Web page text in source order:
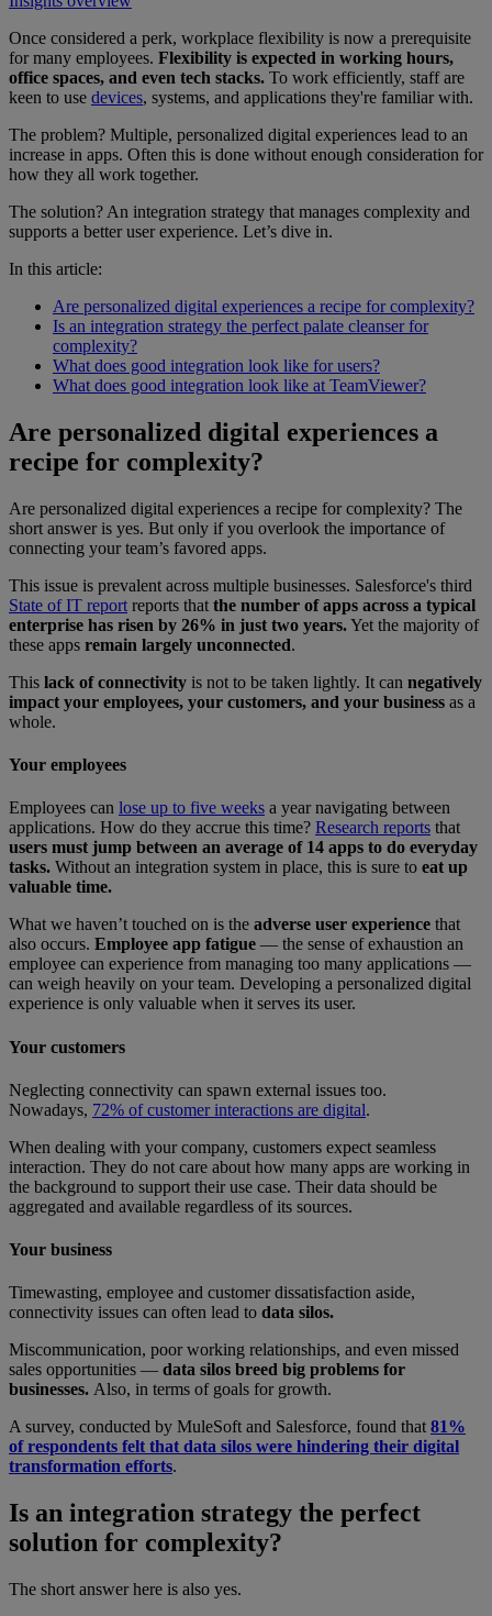
Once considered a perk, workplace flexibility is now a prerequisite
for many employees. Flexibility is expected in working hours,
office spaces, and even tech stacks. To work efficiently, staff are
keen to use devices, systems, and applications they're familiar with.
The problem? Multiple, personalized digital experiences lead to an
increase in apps. Often this is done without enough consideration for
how they all work together.
The solution? An integration strategy that manages complexity and
supports a better user experience. Let’s dive in.
In this article:
Are personalized digital experiences a recipe for complexity?
Is an integration strategy the perfect palate cleanser for
complexity?
What does good integration look like for users?
What does good integration look like at TeamViewer?
Are personalized digital experiences a
recipe for complexity?
Are personalized digital experiences a recipe for complexity? The
short answer is yes. But only if you overlook the importance of
connecting your team’s favored apps.
This issue is prevalent across multiple businesses. Salesforce's third
State of IT report reports that the number of apps across a typical
enterprise has risen by 26% in just two years.Yet the majority of
these apps remain largely unconnected.
This lack of connectivity is not to be taken lightly. It can negatively
impact your employees, your customers, and your business as a
whole.
Your employees
Employees can lose up to five weeks a year navigating between
applications. How do they accrue this time? Research reports that
users must jump between an average of 14 apps to do everyday
tasks. Without an integration system in place, this is sure to eat up
valuable time.
What we haven’t touched on is the adverse user experience that
also occurs. Employee app fatigue — the sense of exhaustion an
employee can experience from managing too many applications —
can weigh heavily on your team. Developing a personalized digital
experience is only valuable when it serves its user.
Your customers
Neglecting connectivity can spawn external issues too.
Nowadays, 72% of customer interactions are digital.
When dealing with your company, customers expect seamless
interaction. They do not care about how many apps are working in
the background to support their use case. Their data should be
aggregated and available regardless of its sources.
Your business
Timewasting, employee and customer dissatisfaction aside,
connectivity issues can often lead to data silos.
Miscommunication, poor working relationships, and even missed
sales opportunities — data silos breed big problems for
businesses. Also, in terms of goals for growth.
A survey, conducted by MuleSoft and Salesforce, found that81%
of respondents felt that data silos were hindering their digital
transformation efforts.
Is an integration strategy the perfect
solution for complexity?
The short answer here is also yes.